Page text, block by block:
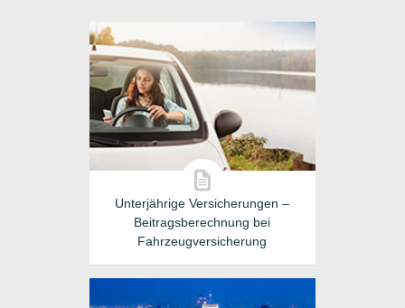
Unterjährige Versicherungen –
Beitragsberechnung bei
Fahrzeugversicherung